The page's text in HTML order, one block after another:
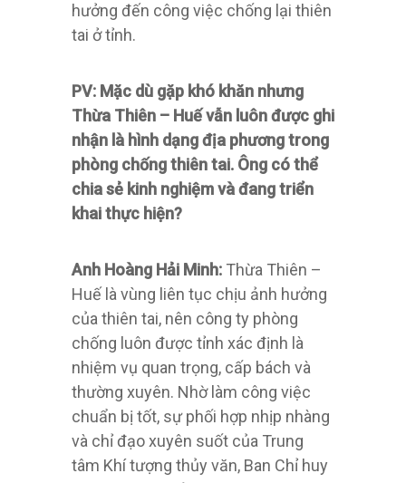
hưởng đến công việc chống lại thiên
tai ở tỉnh.
PV: Mặc dù gặp khó khăn nhưng
Thừa Thiên – Huế vẫn luôn được ghi
nhận là hình dạng địa phương trong
phòng chống thiên tai. Ông có thể
chia sẻ kinh nghiệm và đang triển
khai thực hiện?
Anh Hoàng Hải Minh: Thừa Thiên –
Huế là vùng liên tục chịu ảnh hưởng
của thiên tai, nên công ty phòng
chống luôn được tỉnh xác định là
nhiệm vụ quan trọng, cấp bách và
thường xuyên. Nhờ làm công việc
chuẩn bị tốt, sự phối hợp nhịp nhàng
và chỉ đạo xuyên suốt của Trung
tâm Khí tượng thủy văn, Ban Chỉ huy